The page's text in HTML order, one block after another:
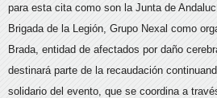
para esta cita como son la Junta de
Brigada de la Legión, Grupo Nexal como
Brada, entidad de afectados por daño
destinará parte de la recaudación
solidario del evento, que se coordina a